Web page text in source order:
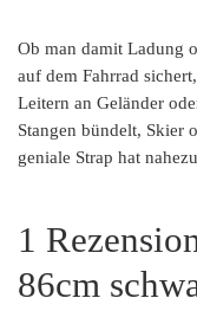
Ob man damit Ladung
auf dem Fahrrad
Leitern an Geländer
Stangen bündelt, Skier
geniale Strap hat
1
86cm